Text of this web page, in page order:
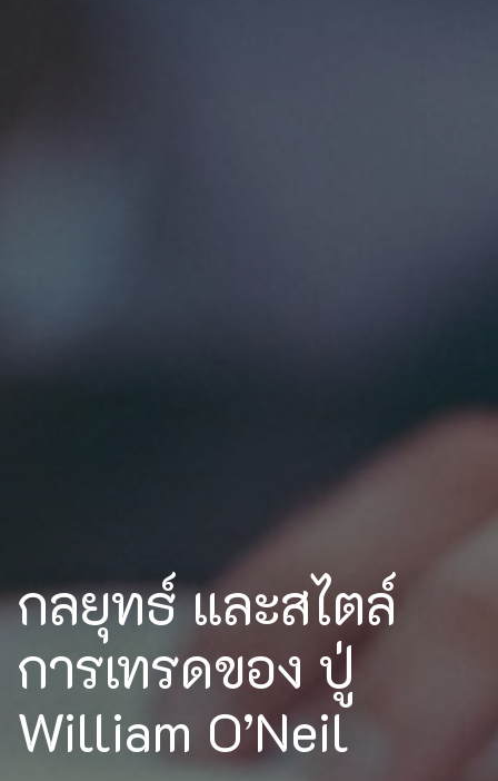
กลยุทธ์ และสไตล์
การเทรดของ ปู่
William O’Neil